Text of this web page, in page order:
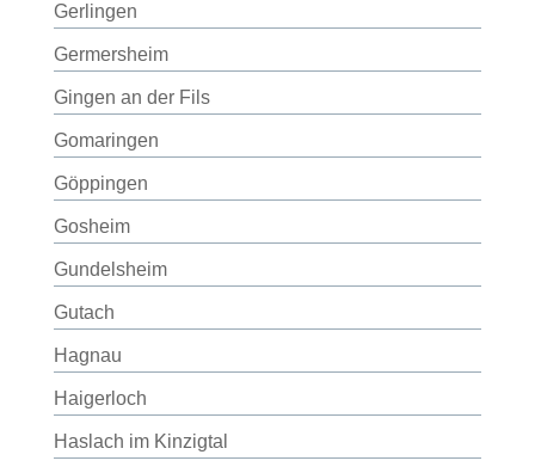
Gerlingen
Germersheim
Gingen an der Fils
Gomaringen
Göppingen
Gosheim
Gundelsheim
Gutach
Hagnau
Haigerloch
Haslach im Kinzigtal